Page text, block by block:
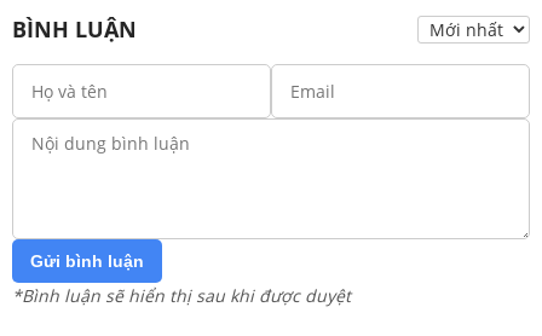
BÌNH LUẬN
Gửi bình luận
*Bình luận sẽ hiển thị sau khi được duyệt